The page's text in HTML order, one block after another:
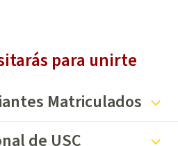
para unirte
Matriculados
de USC